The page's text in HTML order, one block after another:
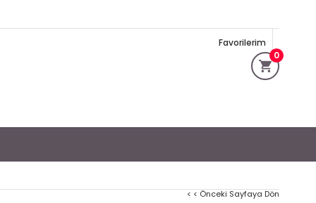
0
Favorilerim
< < Önceki Sayfaya Dön